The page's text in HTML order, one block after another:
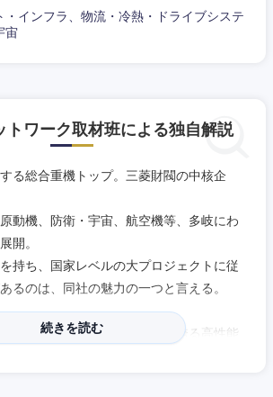
・インフラ、物流・冷熱・ドライブシステ
宙
トワーク取材班による独自解説
る総合重機トップ。三菱財閥の中核企
動機、防衛・宇宙、航空機等、多岐にわ
開。
持ち、国家レベルの大プロジェクトに従
るのは、同社の魅力の一つと言える。
所は世界最高クラスの熱効率を誇る高性能
続きを読む
地方